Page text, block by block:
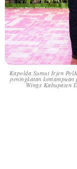
Kapolda Sumut Irjen
peningkatan
Wings Kabupaten